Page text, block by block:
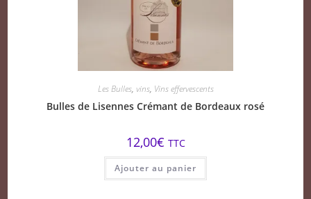
Les Bulles, vins, Vins effervescents
Bulles de Lisennes Crémant de Bordeaux rosé
12,00€ TTC
Ajouter au panier